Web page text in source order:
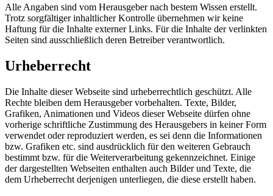
Alle Angaben sind vom Herausgeber nach bestem Wissen erstellt.
Trotz sorgfältiger inhaltlicher Kontrolle übernehmen wir keine
Haftung für die Inhalte externer Links. Für die Inhalte der verlinkten
Seiten sind ausschließlich deren Betreiber verantwortlich.
Urheberrecht
Die Inhalte dieser Webseite sind urheberrechtlich geschützt. Alle
Rechte bleiben dem Herausgeber vorbehalten. Texte, Bilder,
Grafiken, Animationen und Videos dieser Webseite dürfen ohne
vorherige schriftliche Zustimmung des Herausgebers in keiner Form
verwendet oder reproduziert werden, es sei denn die Informationen
bzw. Grafiken etc. sind ausdrücklich für den weiteren Gebrauch
bestimmt bzw. für die Weiterverarbeitung gekennzeichnet. Einige
der dargestellten Webseiten enthalten auch Bilder und Texte, die
dem Urheberrecht derjenigen unterliegen, die diese erstellt haben.